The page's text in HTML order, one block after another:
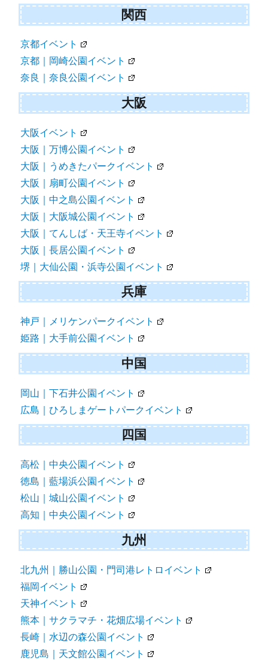
関西
京都イベント
京都｜岡崎公園イベント
奈良｜奈良公園イベント
大阪
大阪イベント
大阪｜万博公園イベント
大阪｜うめきたパークイベント
大阪｜扇町公園イベント
大阪｜中之島公園イベント
大阪｜大阪城公園イベント
大阪｜てんしば・天王寺イベント
大阪｜長居公園イベント
堺｜大仙公園・浜寺公園イベント
兵庫
神戸｜メリケンパークイベント
姫路｜大手前公園イベント
中国
岡山｜下石井公園イベント
広島｜ひろしまゲートパークイベント
四国
高松｜中央公園イベント
徳島｜藍場浜公園イベント
松山｜城山公園イベント
高知｜中央公園イベント
九州
北九州｜勝山公園・門司港レトロイベント
福岡イベント
天神イベント
熊本｜サクラマチ・花畑広場イベント
長崎｜水辺の森公園イベント
鹿児島｜天文館公園イベント